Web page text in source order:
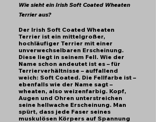
Wie sieht ein Irish Soft Coated Wheaten
Terrier aus?
Der Irish Soft Coated Wheaten
Terrier ist ein mittelgroßer,
hochläufiger Terrier mit einer
unverwechselbaren Erscheinung.
Diese liegt in seinem Fell. Wie der
Name schon andeutet ist es – für
Terrierverhältnisse – auffallend
weich: Soft Coated. Die Fellfarbe ist –
ebenfalls wie der Name sagt –
wheaten, also weizenfarbig. Kopf,
Augen und Ohren unterstreichen
seine hellwache Erscheinung. Man
spürt, dass jede Faser seines
muskulösen Körpers auf Spannung